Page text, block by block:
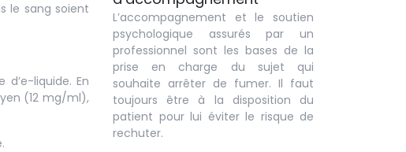
le sang soient
liquide. En
(12 mg/ml),
L’accompagnement et le soutien
psychologique assurés par un
professionnel sont les bases de la
prise en charge du sujet qui
souhaite arrêter de fumer. Il faut
toujours être à la disposition du
patient pour lui éviter le risque de
rechuter.